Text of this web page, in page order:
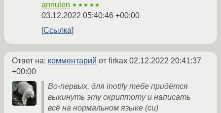
annulen ★★★★★
03.12.2022 05:40:46 +00:00
Ссылка
Ответ на: комментарий от firkax 02.12.2022 20:41:37
+00:00
Во-первых, для inotify тебе придётся
выкинуть эту скриптоту и написать
всё на нормальном языке (си)